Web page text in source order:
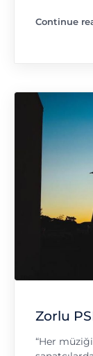
Continue
"Antalya
Zorlu
“Her